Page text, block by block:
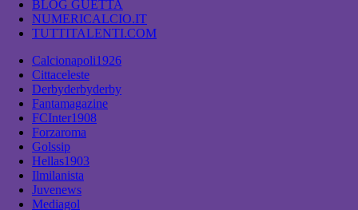
BLOG GUETTA
NUMERICALCIO.IT
TUTTITALENTI.COM
Calcionapoli1926
Cittaceleste
Derbyderbyderby
Fantamagazine
FCInter1908
Forzaroma
Golssip
Hellas1903
Ilmilanista
Juvenews
Mediagol